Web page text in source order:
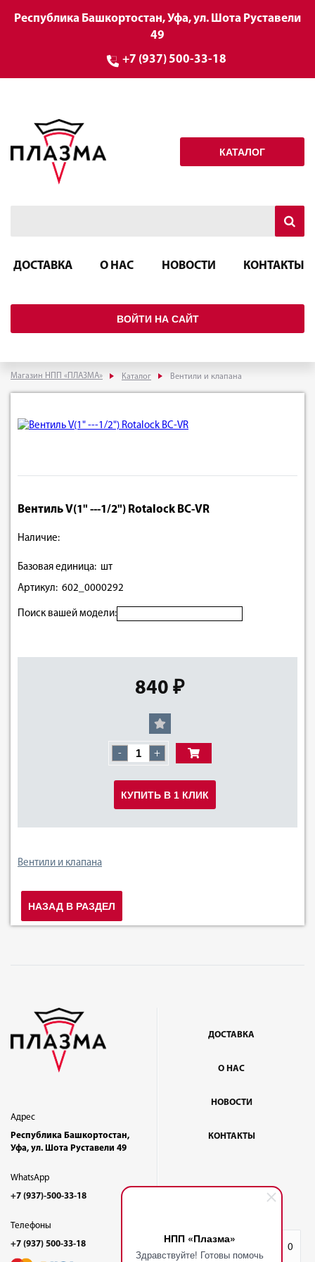
НПП «Плазма»
Здравствуйте! Готовы помочь
0
Республика Башкортостан, Уфа, ул. Шота Руставели
49
+7 (937) 500-33-18
КАТАЛОГ
ДОСТАВКА О НАС НОВОСТИ КОНТАКТЫ
ВОЙТИ НА САЙТ
Магазин НПП «ПЛАЗМА» Каталог Вентили и клапана
Вентиль V(1" ---1/2") Rotalock BC-VR
Наличие:
Базовая единица: шт
Артикул: 602_0000292
Поиск вашей модели:
840 ₽
- +
КУПИТЬ В 1 КЛИК
Вентили и клапана
НАЗАД В РАЗДЕЛ
Адрес
Республика Башкортостан,
Уфа, ул. Шота Руставели 49
WhatsApp
+7 (937)-500-33-18
Телефоны
+7 (937) 500-33-18
ДОСТАВКА
О НАС
НОВОСТИ
КОНТАКТЫ